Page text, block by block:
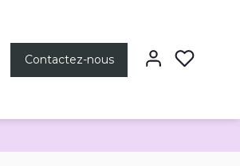
Contactez-nous